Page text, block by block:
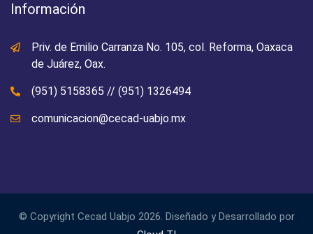
Información
Priv. de Emilio Carranza No. 105, col. Reforma, Oaxaca
de Juárez, Oax.
(951) 5158365 // (951) 1326494
comunicacion@cecad-uabjo.mx
© Copyright Cecad Uabjo 2026. Diseñado y Desarrollado por